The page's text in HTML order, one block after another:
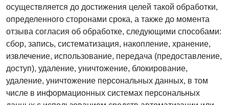
осуществляется до достижения целей такой обработки,
определенного сторонами срока, а также до момента
отзыва согласия об обработке, следующими способами:
сбор, запись, систематизация, накопление, хранение,
извлечение, использование, передача (предоставление,
доступ), удаление, уничтожение, блокирование,
удаление, уничтожение персональных данных, в том
числе в информационных системах персональных